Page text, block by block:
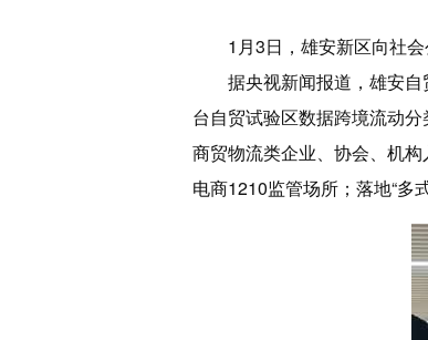
1月3日，雄安新区向社
据央视新闻报道，雄安
台自贸试验区数据跨境流动
商贸物流类企业、协会、机
电商1210监管场所；落地“多